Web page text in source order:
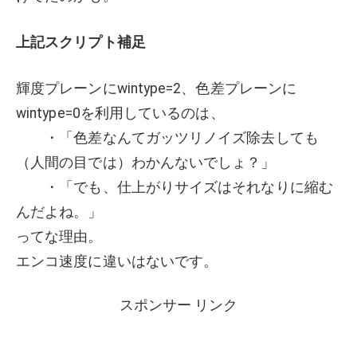
上記スクリプト補足
輝度プレーンにwintype=2、色差プレーンに
wintype=0を利用しているのは、
・「色差なんてガッツリノイズ除去しても
（人間の目では）わかんないでしょ？」
・「でも、仕上がりサイズはそれなりに縮む
んだよね。」
ってな理由。
エンコ速度に違いはないです。
スポンサー リンク